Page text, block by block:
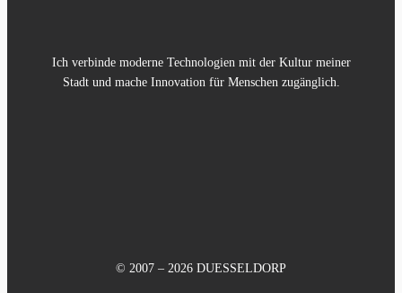
Ich verbinde moderne Technologien mit der Kultur meiner
Stadt und mache Innovation für Menschen zugänglich.
© 2007 – 2026 DUESSELDORP